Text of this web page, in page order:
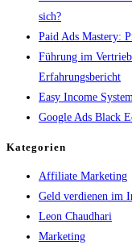
sich?
Paid Ads Mastery:
Führung im
Erfahrungsbericht
Easy Income
Google Ads Black
Kategorien
Affiliate Marketing
Geld verdienen im
Leon Chaudhari
Marketing